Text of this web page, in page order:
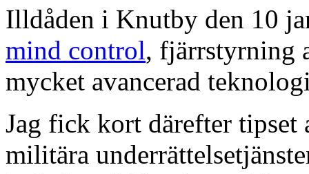
Illdåden i Knutby den 10
mind control, fjärrstyrning
mycket avancerad
Jag fick kort därefter tipset
militära